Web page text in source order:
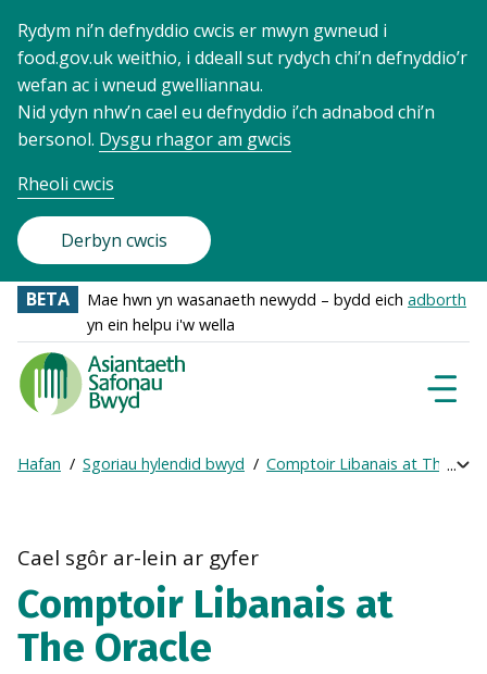
Rydym ni’n defnyddio cwcis er mwyn gwneud i
food.gov.uk weithio, i ddeall sut rydych chi’n defnyddio’r
wefan ac i wneud gwelliannau.
Nid ydyn nhw’n cael eu defnyddio i’ch adnabod chi’n
bersonol. Dysgu rhagor am gwcis
Rheoli cwcis
Derbyn cwcis
BETA Mae hwn yn wasanaeth newydd – bydd eich adborth
yn ein helpu i'w wella
Food
Standards
Agency
Frontpage
Breadcrumb
Hafan Sgoriau hylendid bwyd Comptoir Libanais at The
Cael sgôr ar-lein ar gyfer
Comptoir Libanais at
The Oracle